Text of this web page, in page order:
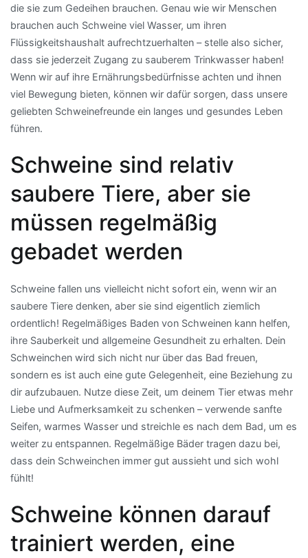
die sie zum Gedeihen brauchen. Genau wie wir Menschen
brauchen auch Schweine viel Wasser, um ihren
Flüssigkeitshaushalt aufrechtzuerhalten – stelle also sicher,
dass sie jederzeit Zugang zu sauberem Trinkwasser haben!
Wenn wir auf ihre Ernährungsbedürfnisse achten und ihnen
viel Bewegung bieten, können wir dafür sorgen, dass unsere
geliebten Schweinefreunde ein langes und gesundes Leben
führen.
Schweine sind relativ
saubere Tiere, aber sie
müssen regelmäßig
gebadet werden
Schweine fallen uns vielleicht nicht sofort ein, wenn wir an
saubere Tiere denken, aber sie sind eigentlich ziemlich
ordentlich! Regelmäßiges Baden von Schweinen kann helfen,
ihre Sauberkeit und allgemeine Gesundheit zu erhalten. Dein
Schweinchen wird sich nicht nur über das Bad freuen,
sondern es ist auch eine gute Gelegenheit, eine Beziehung zu
dir aufzubauen. Nutze diese Zeit, um deinem Tier etwas mehr
Liebe und Aufmerksamkeit zu schenken – verwende sanfte
Seifen, warmes Wasser und streichle es nach dem Bad, um es
weiter zu entspannen. Regelmäßige Bäder tragen dazu bei,
dass dein Schweinchen immer gut aussieht und sich wohl
fühlt!
Schweine können darauf
trainiert werden, eine